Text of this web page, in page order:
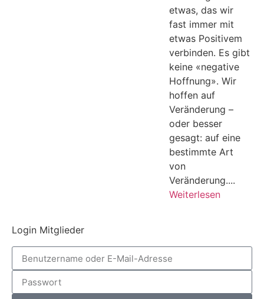
etwas, das wir
fast immer mit
etwas Positivem
verbinden. Es gibt
keine «negative
Hoffnung». Wir
hoffen auf
Veränderung –
oder besser
gesagt: auf eine
bestimmte Art
von
Veränderung....
Weiterlesen
Login Mitglieder